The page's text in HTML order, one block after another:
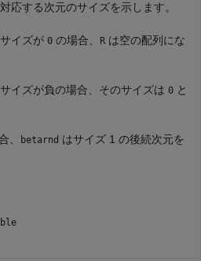
応する次元のサイズを示します。
イズが 0 の場合、 R は空の配列にな
イズが負の場合、そのサイズは 0 と
、 betarnd はサイズ 1 の後続次元を